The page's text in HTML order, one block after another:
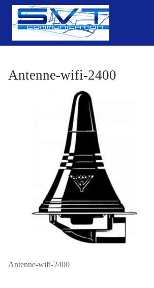
Aller
contenu
Antenne-wifi-2400
Antenne-wifi-2400